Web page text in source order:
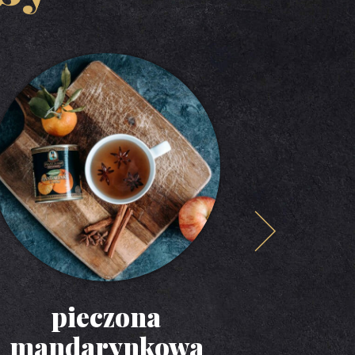
pieczona
mandarynkowa
sos